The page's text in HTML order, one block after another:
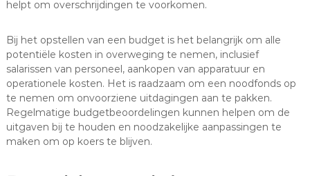
helpt om overschrijdingen te voorkomen.
Bij het opstellen van een budget is het belangrijk om alle
potentiële kosten in overweging te nemen, inclusief
salarissen van personeel, aankopen van apparatuur en
operationele kosten. Het is raadzaam om een noodfonds op
te nemen om onvoorziene uitdagingen aan te pakken.
Regelmatige budgetbeoordelingen kunnen helpen om de
uitgaven bij te houden en noodzakelijke aanpassingen te
maken om op koers te blijven.